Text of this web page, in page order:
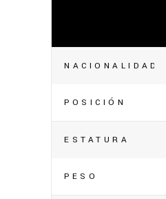
NACIONALIDAD
POSICIÓN
ESTATURA
PESO